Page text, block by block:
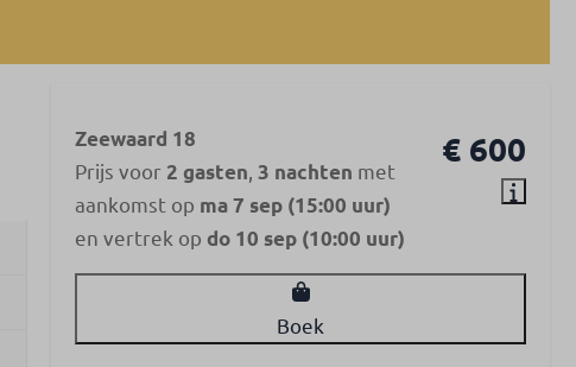
€ 600
Zeewaard 18
Prijs voor 2 gasten 3 nachten met
aankomst op ma 7 sep (15:00 uur)
en vertrek op do 10 sep (10:00 uur)
Boek